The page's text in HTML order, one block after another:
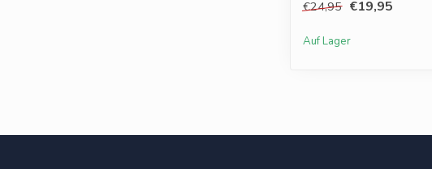
€24,95 €19,95
Auf Lager